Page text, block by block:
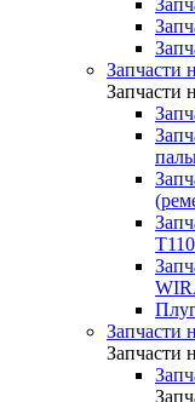
Запчасти
Запчасти
Запчасти
Запчасти